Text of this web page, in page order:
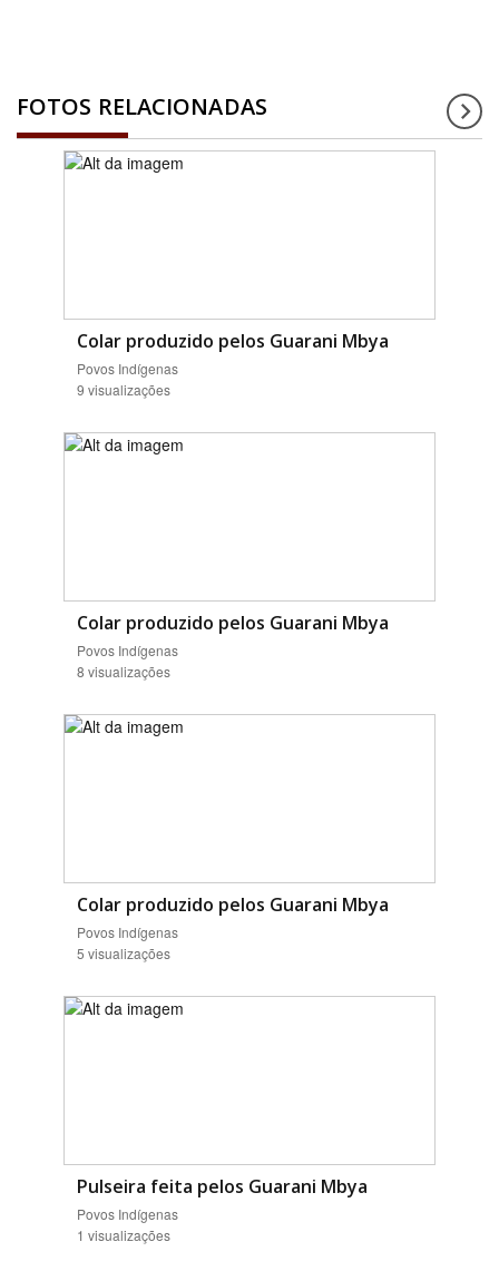
FOTOS RELACIONADAS
Colar produzido pelos Guarani Mbya
Povos Indígenas
9 visualizações
Colar produzido pelos Guarani Mbya
Povos Indígenas
8 visualizações
Colar produzido pelos Guarani Mbya
Povos Indígenas
5 visualizações
Pulseira feita pelos Guarani Mbya
Povos Indígenas
1 visualizações